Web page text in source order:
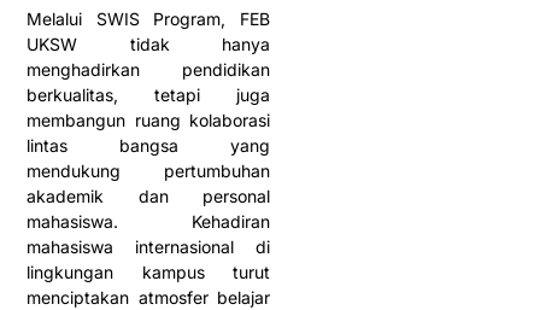
Melalui SWIS Program, FEB
UKSW tidak hanya
menghadirkan pendidikan
berkualitas, tetapi juga
membangun ruang kolaborasi
lintas bangsa yang
mendukung pertumbuhan
akademik dan personal
mahasiswa. Kehadiran
mahasiswa internasional di
lingkungan kampus turut
menciptakan atmosfer belajar